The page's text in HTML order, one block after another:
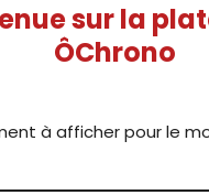
sur la
ÔChrono
à afficher pour le